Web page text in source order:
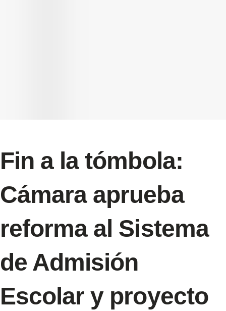
Fin a la tómbola:
Cámara aprueba
reforma al Sistema
de Admisión
Escolar y proyecto